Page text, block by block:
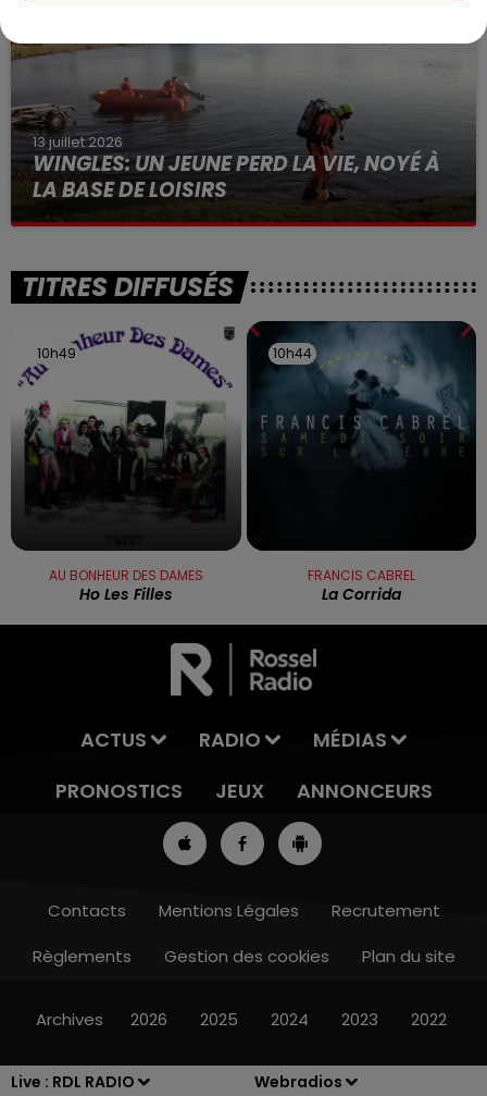
Live : RDL RADIO Webradios
8h00 - 10h00
13 juillet 2026
WINGLES: UN JEUNE PERD LA VIE, NOYÉ À
LA BASE DE LOISIRS
La victime a coulé à pic
TITRES DIFFUSÉS
10h49
10h49
AU BONHEUR DES DAMES
Ho Les Filles
10h44
10h44
FRANCIS CABREL
La Corrida
ACTUS RADIO
MÉDIAS
PRONOSTICS
JEUX ANNONCEURS
Contacts Mentions Légales
Recrutement
Règlements
Gestion des cookies Plan du site
Archives 2026 2025 2024 2023 2022